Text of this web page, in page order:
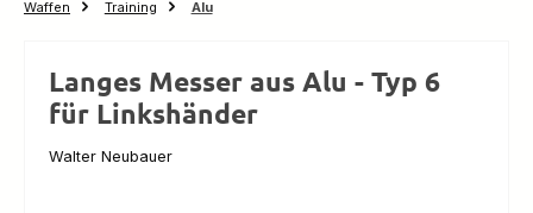
Waffen Training Alu
Langes Messer aus Alu - Typ 6
für Linkshänder
Walter Neubauer